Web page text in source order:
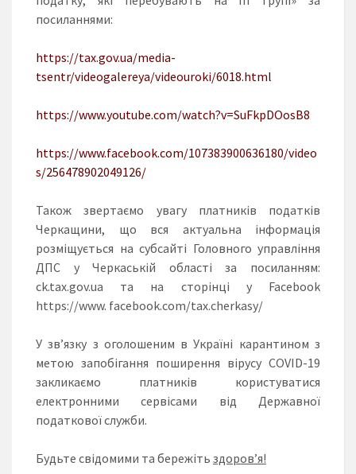
посиланнями:
https://tax.gov.ua/media-
tsentr/videogalereya/videouroki/6018.html
https://www.youtube.com/watch?v=SuFkpDOosB8
https://www.facebook.com/107383900636180/video
s/256478902049126/
Також звертаємо увагу платників податків
Черкащини, що вся актуальна інформація
розміщується на субсайті Головного управління
ДПС у Черкаській області за посиланням:
ck.tax.gov.ua та на сторінці у Facebook
https://www. facebook.com/tax.cherkasy/
У зв’язку з оголошеним в Україні карантином з
метою запобігання поширення вірусу COVID-19
закликаємо платників користуватися
електронними сервісами від Державної
податкової служби.
Будьте свідомими та бережіть здоров’я!